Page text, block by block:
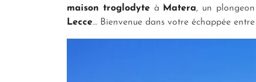
maison troglodyteà Matera, un
Lecce… Bienvenue dans votre échappée